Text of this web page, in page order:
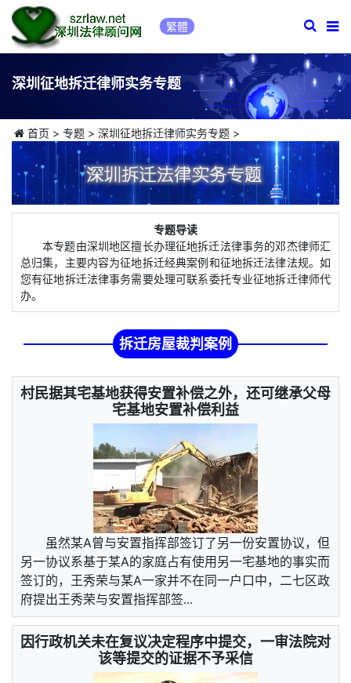
繁體
深圳征地拆迁律师实务专题
首页 > 专题> 深圳征地拆迁律师实务专题>
专题导读
本专题由深圳地区擅长办理征地拆迁法律事务的邓杰律师汇
总归集，主要内容为征地拆迁经典案例和征地拆迁法律法规。如
您有征地拆迁法律事务需要处理可联系委托专业征地拆迁律师代
办。
拆迁房屋裁判案例
村民据其宅基地获得安置补偿之外，还可继承父母
宅基地安置补偿利益
虽然某A曾与安置指挥部签订了另一份安置协议，但
另一协议系基于某A的家庭占有使用另一宅基地的事实而
签订的，王秀荣与某A一家并不在同一户口中，二七区政
府提出王秀荣与安置指挥部签...
因行政机关未在复议决定程序中提交，一审法院对
该等提交的证据不予采信